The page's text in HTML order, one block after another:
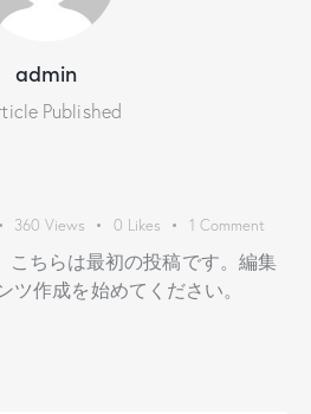
admin
Published
360 Views 0 Likes 1 Comment
こちらは最初の投稿です。編集
ツ作成を始めてください。